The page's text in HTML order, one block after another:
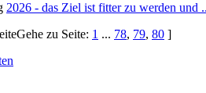
2026 - das Ziel ist fitter zu werden und
Gehe zu Seite: 1 ... 78, 79, 80 ]